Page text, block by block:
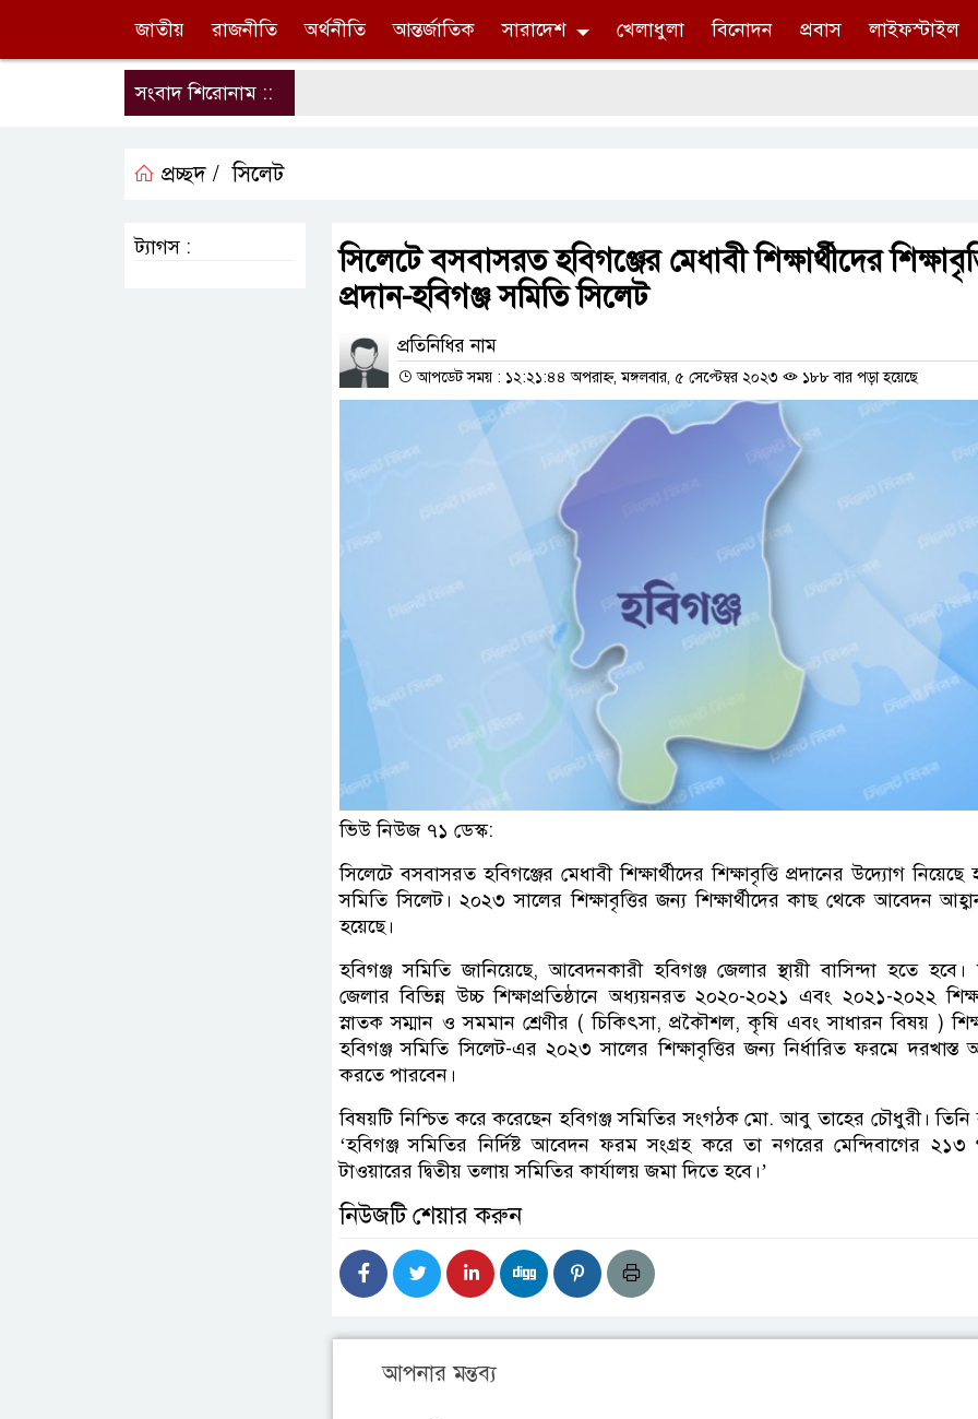
জাতীয় রাজনীতি অর্থনীতি আন্তর্জাতিক সারাদেশ খেলাধুলা বিনোদন প্রবাস লাইফস্টাইল
সংবাদ শিরোনাম ::
প্রচ্ছদ / সিলেট
সিলেটে বসবাসরত হবিগঞ্জের মেধাবী শিক্ষার্থীদের
প্রদান-হবিগঞ্জ সমিতি সিলেট
প্রতিনিধির নাম
আপডেট সময় : ১২:২১:৪৪ অপরাহ্ন, মঙ্গলবার, ৫ সেপ্টেম্বর ২০২৩ ১৮৮ বার পড়া হয়েছে
ভিউ নিউজ ৭১ ডেস্ক:
সিলেটে বসবাসরত হবিগঞ্জের মেধাবী শিক্ষার্থীদের শিক্ষাবৃত্তি প্রদানের উদ্যোগ নিয়েছে
সমিতি সিলেট। ২০২৩ সালের শিক্ষাবৃত্তির জন্য শিক্ষার্থীদের কাছ থেকে আবেদন
হয়েছে।
হবিগঞ্জ সমিতি জানিয়েছে, আবেদনকারী হবিগঞ্জ জেলার স্থায়ী বাসিন্দা হতে হবে।
জেলার বিভিন্ন উচ্চ শিক্ষাপ্রতিষ্ঠানে অধ্যয়নরত ২০২০-২০২১ এবং ২০২১-২০২২
স্নাতক সম্মান ও সমমান শ্রেণীর ( চিকিৎসা, প্রকৗৈশল, কৃষি এবং সাধারন বিষয় )
হবিগঞ্জ সমিতি সিলেট-এর ২০২৩ সালের শিক্ষাবৃত্তির জন্য নির্ধারিত ফরমে দরখাস্ত
করতে পারবেন।
বিষয়টি নিশ্চিত করে করেছেন হবিগঞ্জ সমিতির সংগঠক মো. আবু তাহের চৌধুরী। তিনি
‘হবিগঞ্জ সমিতির নির্দিষ্ট আবেদন ফরম সংগ্রহ করে তা নগরের মেন্দিবাগের ২১৩
টাওয়ারের দ্বিতীয় তলায় সমিতির কার্যালয় জমা দিতে হবে।’
নিউজটি শেয়ার করুন
আপনার মন্তব্য
ট্যাগস :